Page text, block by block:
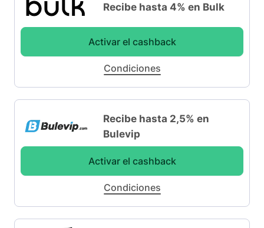
Recibe hasta 4% en Bulk
Activar el cashback
Condiciones
Recibe hasta 2,5% en
Bulevip
Activar el cashback
Condiciones